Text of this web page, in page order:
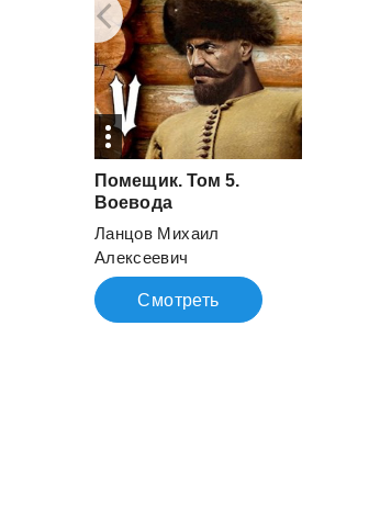
Помещик. Том 5.
Воевода
Ланцов Михаил
Алексеевич
Смотреть